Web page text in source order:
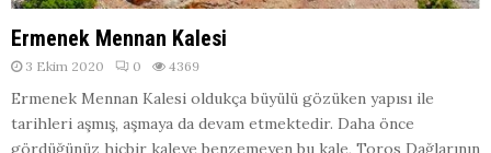
Ermenek Mennan Kalesi
3 Ekim 2020 0 4369
Ermenek Mennan Kalesi oldukça büyülü gözüken yapısı ile
tarihleri aşmış, aşmaya da devam etmektedir. Daha önce
gördüğünüz hiçbir kaleye benzemeyen bu kale, Toros Dağlarının